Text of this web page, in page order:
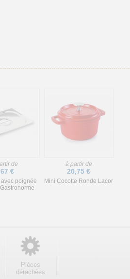
de
€
poignée
à partir de
20,75 €
Mini Cocotte Ronde Lacor
Pièces
détachées